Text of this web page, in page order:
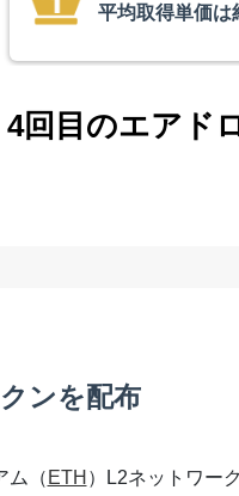
を発表
回目のエアド
ンを配布
ム（ ETH ）L2ネットワー